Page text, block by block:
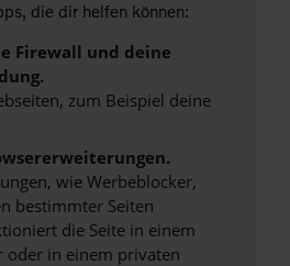
die dir helfen können:
Firewall und deine
zum Beispiel deine
wie Werbeblocker,
bestimmter Seiten
die Seite in einem
oder in einem privaten